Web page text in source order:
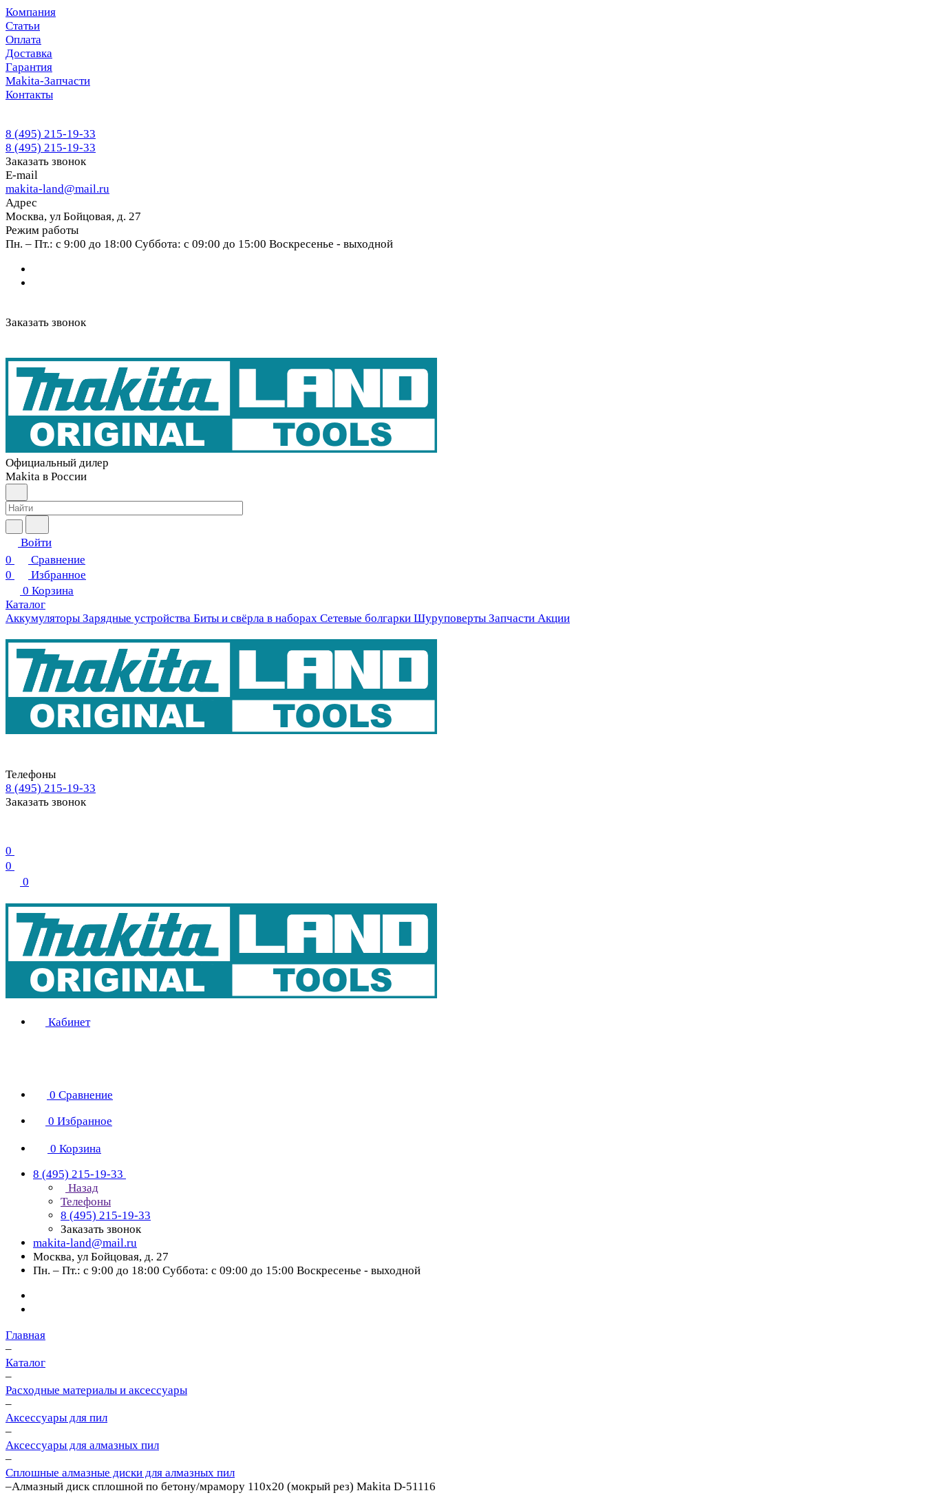
Компания
Статьи
Оплата
Доставка
Гарантия
Makita-Запчасти
Контакты
8 (495) 215-19-33
8 (495) 215-19-33
Заказать звонок
E-mail
makita-land@mail.ru
Адрес
Москва, ул Бойцовая, д. 27
Режим работы
Пн. – Пт.: с 9:00 до 18:00 Суббота: с 09:00 до 15:00 Воскресенье - выходной
Заказать звонок
Официальный дилер
Makita в России
Войти
0
Сравнение
0
Избранное
0 Корзина
Каталог
Аккумуляторы Зарядные устройства Биты и свёрла в наборах Сетевые болгарки Шуруповерты Запчасти Акции
Телефоны
8 (495) 215-19-33
Заказать звонок
0
0
0
Кабинет
0 Сравнение
0 Избранное
0 Корзина
8 (495) 215-19-33
Назад
Телефоны
8 (495) 215-19-33
Заказать звонок
makita-land@mail.ru
Москва, ул Бойцовая, д. 27
Пн. – Пт.: с 9:00 до 18:00 Суббота: с 09:00 до 15:00 Воскресенье - выходной
Главная
–
Каталог
–
Расходные материалы и аксессуары
–
Аксессуары для пил
–
Аксессуары для алмазных пил
–
Сплошные алмазные диски для алмазных пил
–Алмазный диск сплошной по бетону/мрамору 110x20 (мокрый рез) Makita D-51116